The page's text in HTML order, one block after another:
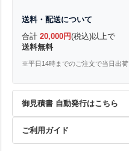
送料・配送について
合計 20,000円(税込)以上で
送料無料
※平日14時までのご注文で当日出荷
御見積書 自動発行はこちら
ご利用ガイド